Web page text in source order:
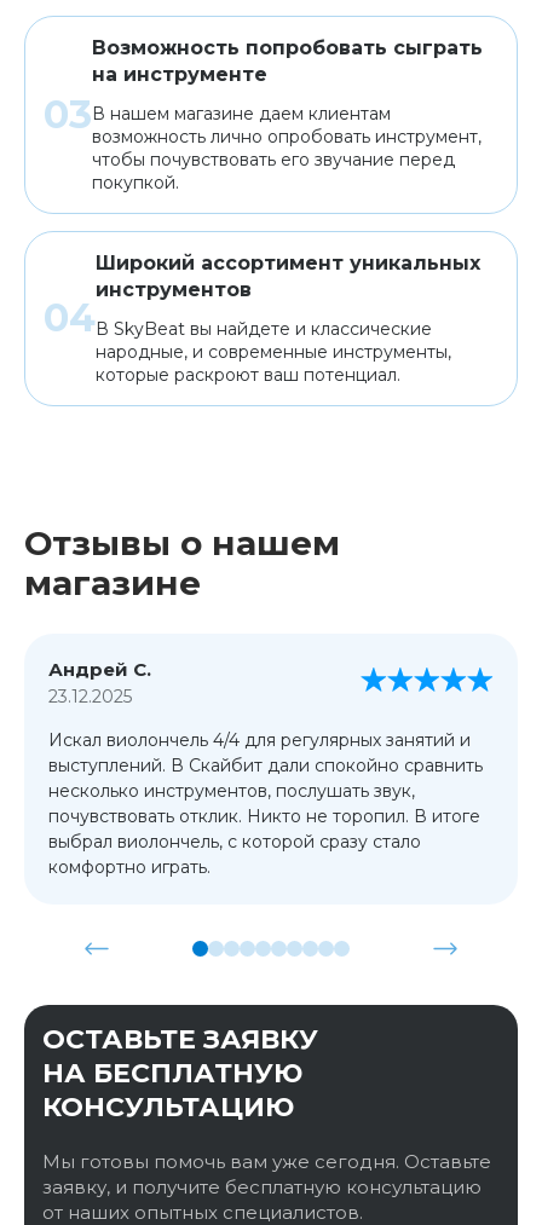
Возможность попробовать сыграть
на инструменте
В нашем магазине даем клиентам
возможность лично опробовать инструмент,
чтобы почувствовать его звучание перед
покупкой.
Широкий ассортимент уникальных
инструментов
В SkyBeat вы найдете и классические
народные, и современные инструменты,
которые раскроют ваш потенциал.
Отзывы о нашем
магазине
Андрей С.
23.12.2025
Искал виолончель 4/4 для регулярных занятий и
выступлений. В Скайбит дали спокойно сравнить
несколько инструментов, послушать звук,
почувствовать отклик. Никто не торопил. В итоге
выбрал виолончель, с которой сразу стало
комфортно играть.
ОСТАВЬТЕ ЗАЯВКУ
НА БЕСПЛАТНУЮ
КОНСУЛЬТАЦИЮ
Мы готовы помочь вам уже сегодня. Оставьте
заявку, и получите бесплатную консультацию
от наших опытных специалистов.